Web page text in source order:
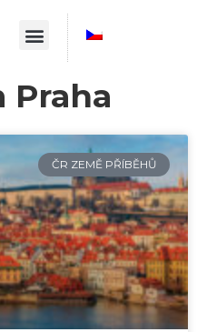
Praha
ČR ZEMĚ PŘÍBĚHŮ